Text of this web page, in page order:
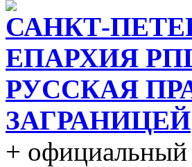
САНКТ-
ЕПАРХИЯ
РУССКАЯ
ЗАГРАНИЦЕЙ
+ официальный